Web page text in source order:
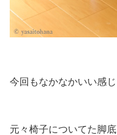
今回もなかなかいい感
元々椅子についてた脚